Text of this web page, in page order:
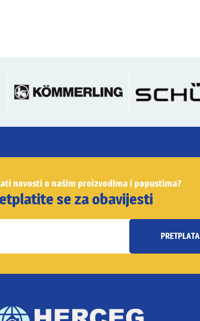
novosti o našim proizvodima i popustima?
se za obavijesti
PRETPLATA